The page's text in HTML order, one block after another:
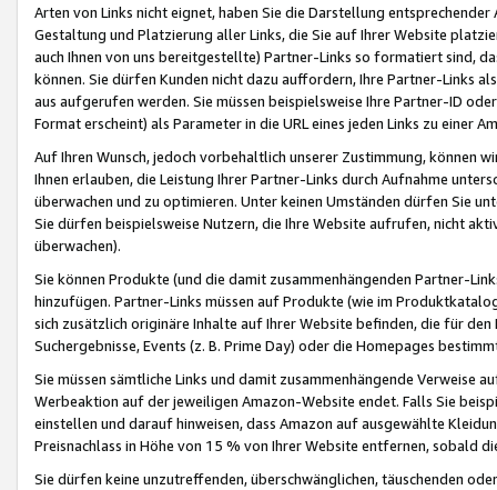
Arten von Links nicht eignet, haben Sie die Darstellung
Gestaltung und Platzierung aller Links, die Sie auf Ihrer Website
auch Ihnen von uns bereitgestellte) Partner-Links so formatiert sind,
können. Sie dürfen Kunden nicht dazu auffordern, Ihre Partner-Links
aus aufgerufen werden. Sie müssen beispielsweise Ihre Partner-ID
Format erscheint) als Parameter in die URL eines jeden Links zu einer
Auf Ihren Wunsch, jedoch vorbehaltlich unserer Zustimmung, können
Ihnen erlauben, die Leistung Ihrer Partner-Links durch Aufnahme
überwachen und zu optimieren. Unter keinen Umständen dürfen Sie
Sie dürfen beispielsweise Nutzern, die Ihre Website aufrufen, nicht
überwachen).
Sie können Produkte (und die damit zusammenhängenden Partner-
hinzufügen. Partner-Links müssen auf Produkte (wie im
sich zusätzlich originäre Inhalte auf Ihrer Website befinden, die für
Suchergebnisse, Events (z. B. Prime Day) oder die Homepages
Sie müssen sämtliche Links und damit zusammenhängende
Werbeaktion auf der jeweiligen Amazon-Website endet. Falls Sie
einstellen und darauf hinweisen, dass Amazon auf ausgewählte
Preisnachlass in Höhe von 15 % von Ihrer Website entfernen, sobald
Sie dürfen keine unzutreffenden, überschwänglichen, täuschenden